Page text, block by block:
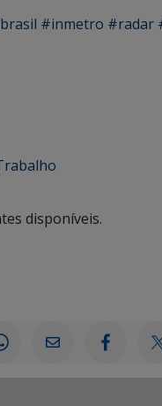
#inmetro #radar
disponíveis.